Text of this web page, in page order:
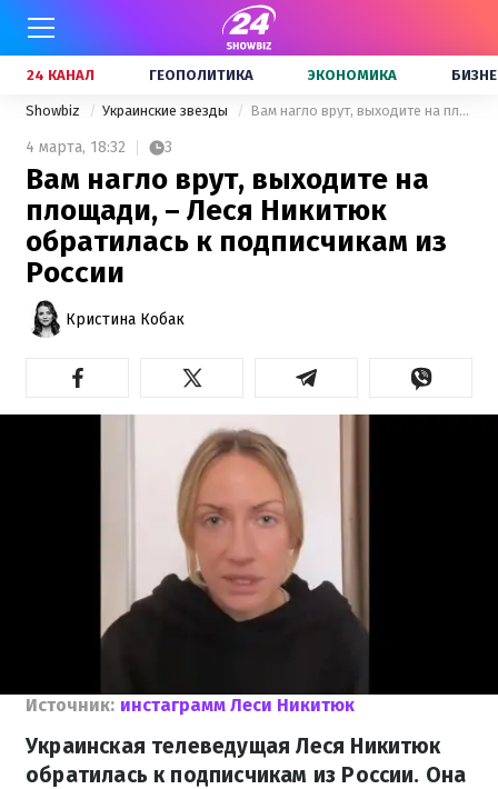
24 КАНАЛ ГЕОПОЛИТИКА ЭКОНОМИКА
Showbiz Украинские звезды Вам нагло врут, выходите на площади, – Леся Никитюк обратилась к подписчикам из России
4 марта, 18:32 3
Вам нагло врут, выходите на
площади, – Леся Никитюк
обратилась к подписчикам из
России
Кристина Кобак
Источник: инстаграмм Леси Никитюк
Украинская телеведущая Леся Никитюк
обратилась к подписчикам из России. Она